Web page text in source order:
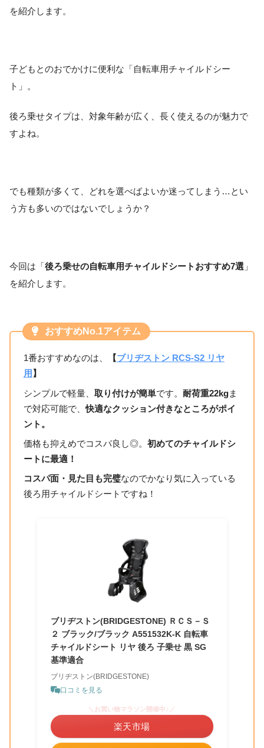
を紹介します。
子どもとのおでかけに便利な「自転車用チャイルドシー
ト」。
後ろ乗せタイプは、対象年齢が広く、長く使えるのが魅力で
すよね。
でも種類が多くて、どれを選べばよいか迷ってしまう…とい
う方も多いのではないでしょうか？
今回は「後ろ乗せの自転車用チャイルドシートおすすめ7選 」
を紹介します。
おすすめNo.1アイテム
1番おすすめなのは、 【ブリヂストン RCS-S2 リヤ
用 】
シンプルで軽量、 取り付けが簡単です。 耐荷重22kgま
で対応可能で、快適なクッション付きなところがポイ
ント。
価格も抑えめでコスパ良し◎。 初めてのチャイルドシ
ートに最適！
コスパ面・見た目も完璧なのでかなり気に入っている
後ろ用チャイルドシートですね！
ブリヂストン(BRIDGESTONE) ＲＣＳ－Ｓ
２ ブラック/ブラック A551532K-K 自転車
チャイルドシート リヤ 後ろ 子乗せ 黒 SG
基準適合
ブリヂストン(BRIDGESTONE)
口コミを見る
＼お買い物マラソン開催中♪／
楽天市場